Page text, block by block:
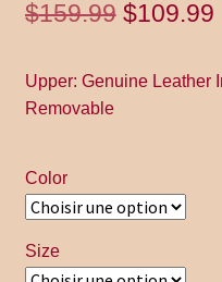
Magasin
My account
Privacy Policy
Privacy Policy
$159.99 Le
initial
$109.99
Upper: Genuine Leather
Removable
Color
Size